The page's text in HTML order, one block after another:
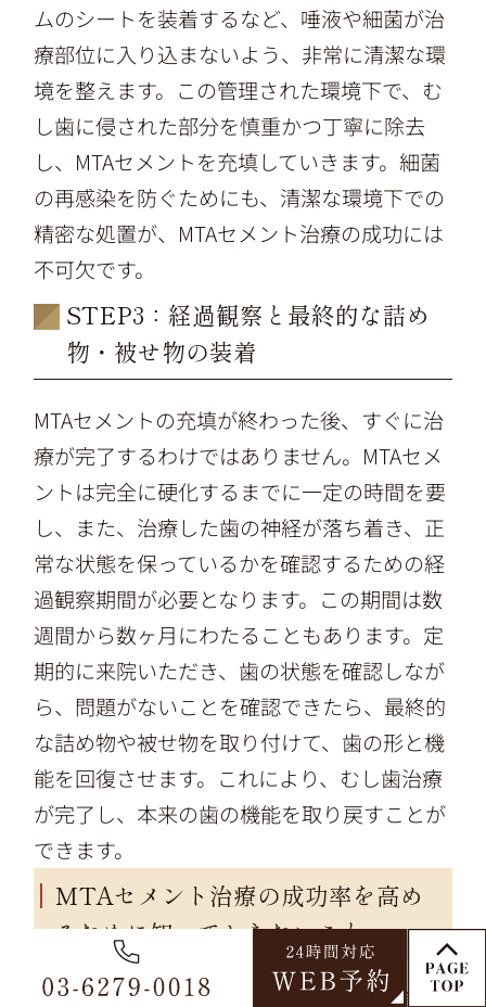
ムのシートを装着するなど、唾液や細菌が治
療部位に入り込まないよう、非常に清潔な環
境を整えます。この管理された環境下で、む
し歯に侵された部分を慎重かつ丁寧に除去
し、MTAセメントを充填していきます。細菌
の再感染を防ぐためにも、清潔な環境下での
精密な処置が、MTAセメント治療の成功には
不可欠です。
STEP3：経過観察と最終的な詰め
物・被せ物の装着
MTAセメントの充填が終わった後、すぐに治
療が完了するわけではありません。MTAセメ
ントは完全に硬化するまでに一定の時間を要
し、また、治療した歯の神経が落ち着き、正
常な状態を保っているかを確認するための経
過観察期間が必要となります。この期間は数
週間から数ヶ月にわたることもあります。定
期的に来院いただき、歯の状態を確認しなが
ら、問題がないことを確認できたら、最終的
な詰め物や被せ物を取り付けて、歯の形と機
能を回復させます。これにより、むし歯治療
が完了し、本来の歯の機能を取り戻すことが
できます。
MTAセメント治療の成功率を高め
るために知っておきたいこと
MTAセメント治療は、歯の神経を残す可能性